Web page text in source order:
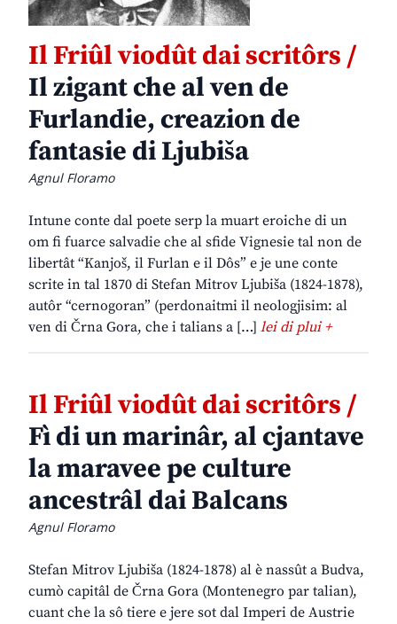
Il Friûl viodût dai scritôrs /
Il zigant che al ven de
Furlandie, creazion de
fantasie di Ljubiša
Agnul Floramo
Intune conte dal poete serp la muart eroiche di un
om fi fuarce salvadie che al sfide Vignesie tal non de
libertât “Kanjoš, il Furlan e il Dôs” e je une conte
scrite in tal 1870 di Stefan Mitrov Ljubiša (1824-1878),
autôr “cernogoran” (perdonaitmi il neologjisim: al
ven di Črna Gora, che i talians a […] lei di plui +
Il Friûl viodût dai scritôrs /
Fì di un marinâr, al cjantave
la maravee pe culture
ancestrâl dai Balcans
Agnul Floramo
Stefan Mitrov Ljubiša (1824-1878) al è nassût a Budva,
cumò capitâl de Črna Gora (Montenegro par talian),
cuant che la sô tiere e jere sot dal Imperi de Austrie